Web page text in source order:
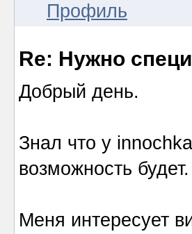
Профиль
Re: Нужно
Добрый день.
Знал что у
возможность будет.
Меня интересует